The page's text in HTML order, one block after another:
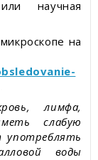
научная
на
лимфа,
слабую
воды